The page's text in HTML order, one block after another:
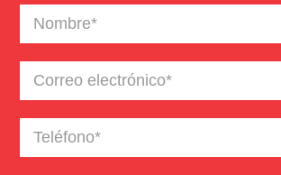
Nombre(Required)
Correo
electrónico(Required)
Teléfono(Required)